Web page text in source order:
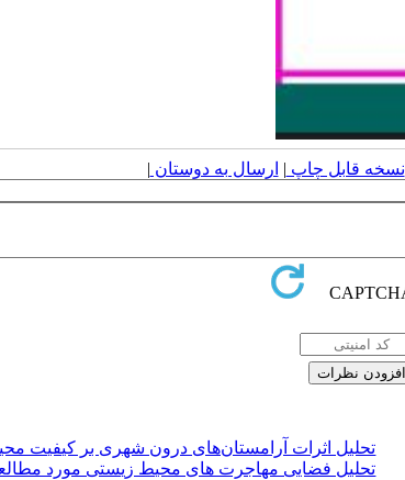
نسخه قابل چاپ | ارسال به دوستان |
تحلیل اثرات آرامستان‌های درون شهری بر کیفیت
تحلیل فضایی مهاجرت های محیط زیستی مورد